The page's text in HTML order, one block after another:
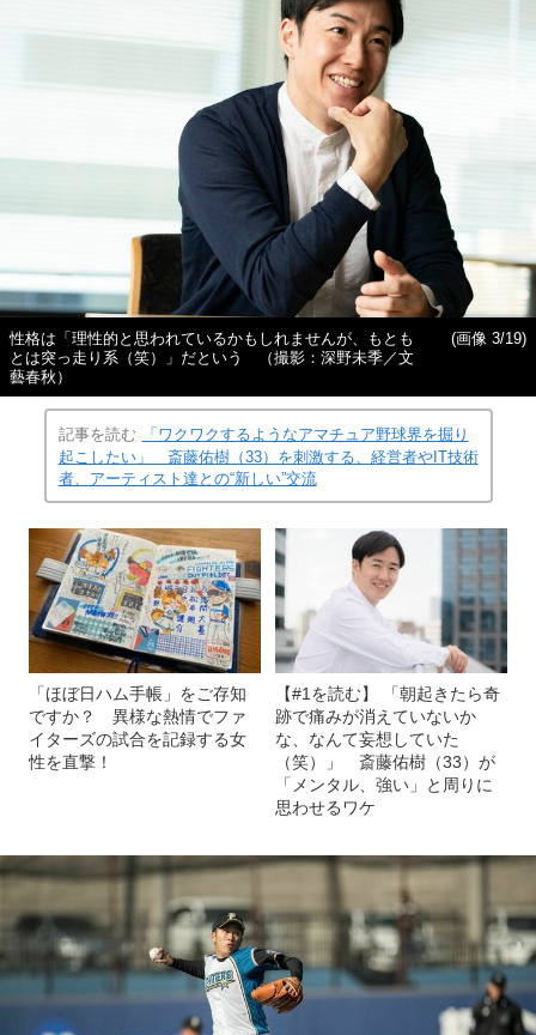
性格は「理性的と思われているかもしれませんが、もとも
とは突っ走り系（笑）」だという （撮影：深野未季／文
藝春秋）
(画像 3/19)
記事を読む
「ワクワクするようなアマチュア野球界を掘り
起こしたい」 斎藤佑樹（33）を刺激する、経営者やIT技術
者、アーティスト達との“新しい”交流
「ほぼ日ハム手帳」をご存知
ですか？ 異様な熱情でファ
イターズの試合を記録する女
性を直撃！
【#1を読む】 「朝起きたら奇
跡で痛みが消えていないか
な、なんて妄想していた
（笑）」 斎藤佑樹（33）が
「メンタル、強い」と周りに
思わせるワケ